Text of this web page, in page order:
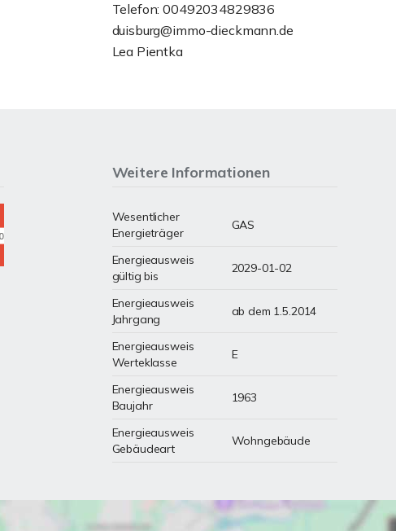
Telefon: 00492034829836
duisburg@immo-dieckmann.de
Lea Pientka
Weitere Informationen
Wesentlicher
Energieträger
GAS
Energieausweis
gültig bis
2029-01-02
Energieausweis
Jahrgang
ab dem 1.5.2014
Energieausweis
Werteklasse
E
Energieausweis
Baujahr
1963
Energieausweis
Gebäudeart
Wohngebäude